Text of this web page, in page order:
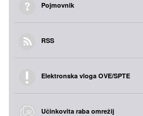
Pojmovnik
RSS
Elektronska vloga OVE/SPTE
Učinkovita raba omrežij